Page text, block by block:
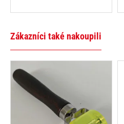
Zákazníci také nakoupili